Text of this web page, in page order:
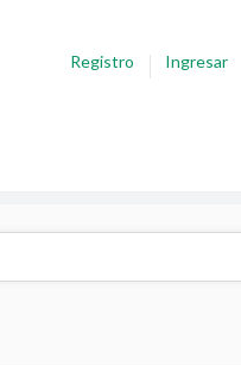
Registro Ingresar